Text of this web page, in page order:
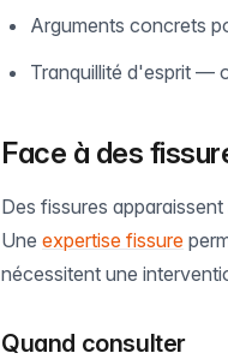
Arguments concrets
Tranquillité d'esprit —
Face à des
Des fissures
Une expertise fissure
nécessitent une
Quand consulter